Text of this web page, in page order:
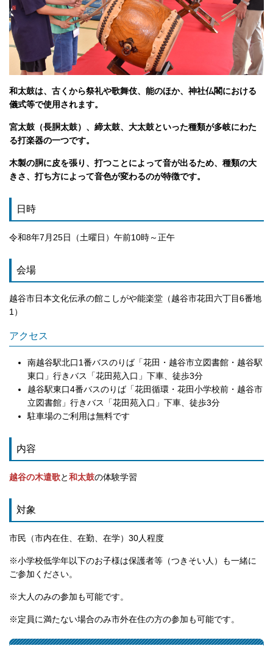
和太鼓は、古くから祭礼や歌舞伎、能のほか、神社仏閣における
儀式等で使用されます。
宮太鼓（長胴太鼓）、締太鼓、大太鼓といった種類が多岐にわた
る打楽器の一つです。
木製の胴に皮を張り、打つことによって音が出るため、種類の大
きさ、打ち方によって音色が変わるのが特徴です。
日時
令和8年7月25日（土曜日）午前10時～正午
会場
越谷市日本文化伝承の館こしがや能楽堂（越谷市花田六丁目6番地
1）
アクセス
南越谷駅北口1番バスのりば「花田・越谷市立図書館・越谷駅
東口」行きバス「花田苑入口」下車、徒歩3分
越谷駅東口4番バスのりば「花田循環・花田小学校前・越谷市
立図書館」行きバス「花田苑入口」下車、徒歩3分
駐車場のご利用は無料です
内容
越谷の木遣歌と和太鼓の体験学習
対象
市民（市内在住、在勤、在学）30人程度
※小学校低学年以下のお子様は保護者等（つきそい人）も一緒に
ご参加ください。
※大人のみの参加も可能です。
※定員に満たない場合のみ市外在住の方の参加も可能です。